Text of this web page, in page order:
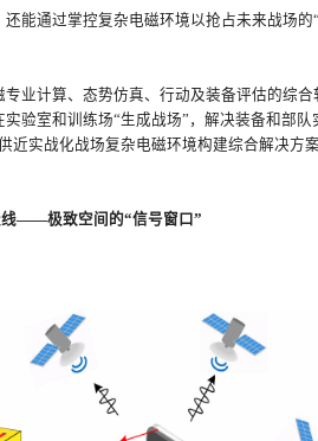
能通过掌控复杂电磁环境以抢占未来战场
业计算、态势仿真、行动及装备评估的综合
验室和训练场“生成战场”，解决装备和部
实战化战场复杂电磁环境构建综合解决方
线——极致空间的“信号窗口”